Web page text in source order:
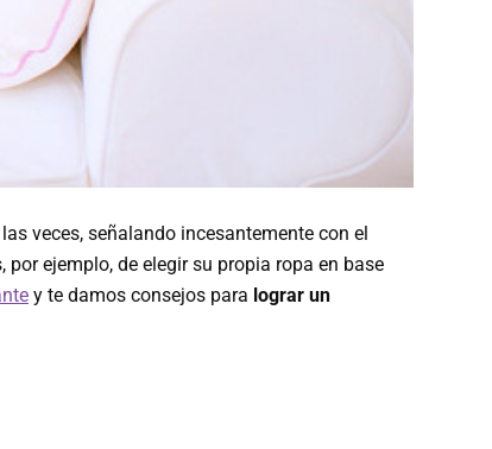
veces, señalando incesantemente con el
ejemplo, de elegir su propia ropa en base
y te damos consejos para lograr un